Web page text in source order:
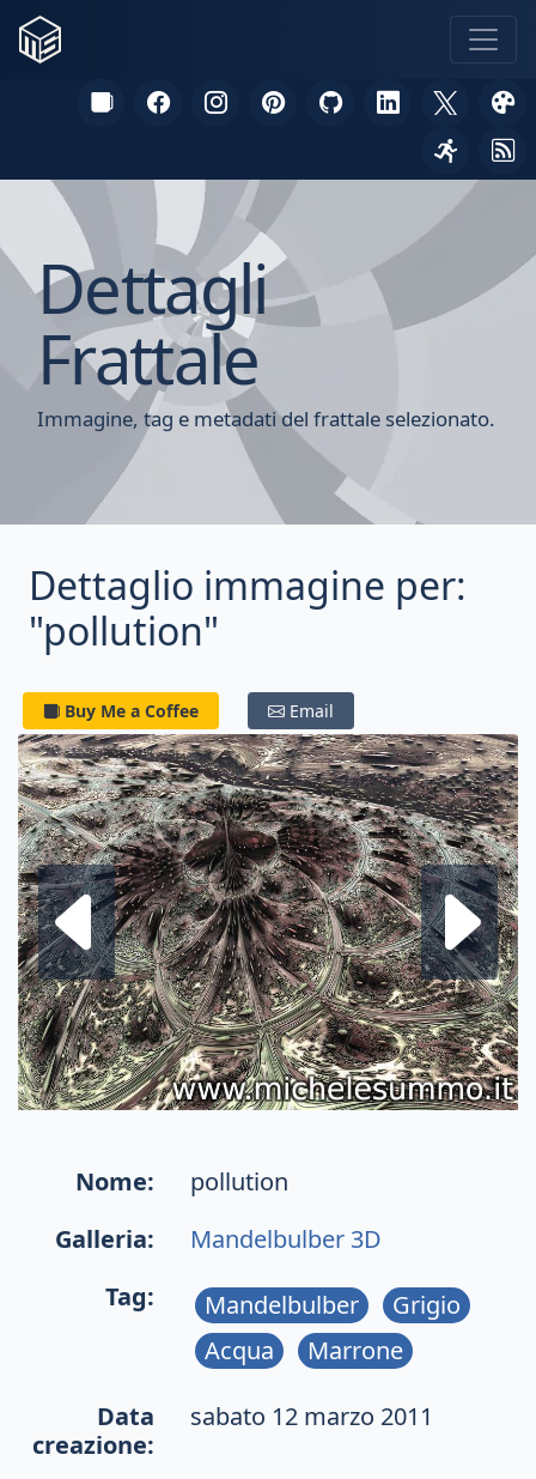
Dettagli
Frattale
Immagine, tag e metadati del frattale selezionato.
Dettaglio immagine per:
"pollution"
Buy Me a Coffee Email
Frattale
Nome:
pollution
Galleria:
Mandelbulber 3D
Tag:
Mandelbulber
Grigio
Acqua
Marrone
Data
creazione:
sabato 12 marzo 2011